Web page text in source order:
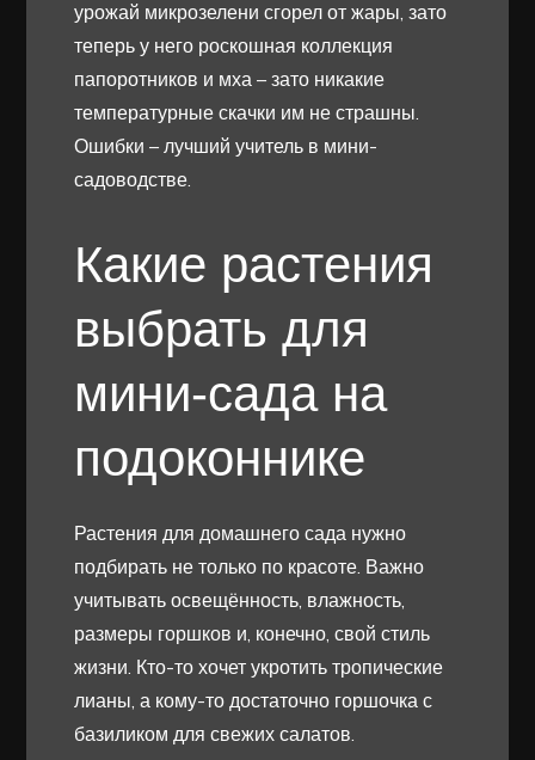
урожай микрозелени сгорел от жары, зато
теперь у него роскошная коллекция
папоротников и мха – зато никакие
температурные скачки им не страшны.
Ошибки – лучший учитель в мини-
садоводстве.
Какие растения
выбрать для
мини-сада на
подоконнике
Растения для домашнего сада нужно
подбирать не только по красоте. Важно
учитывать освещённость, влажность,
размеры горшков и, конечно, свой стиль
жизни. Кто-то хочет укротить тропические
лианы, а кому-то достаточно горшочка с
базиликом для свежих салатов.